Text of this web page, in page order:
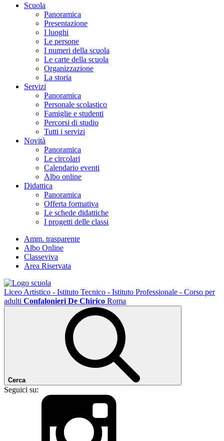
Scuola
Panoramica
Presentazione
I luoghi
Le persone
I numeri della scuola
Le carte della scuola
Organizzazione
La storia
Servizi
Panoramica
Personale scolastico
Famiglie e studenti
Percorsi di studio
Tutti i servizi
Novità
Panoramica
Le circolari
Calendario eventi
Albo online
Didattica
Panoramica
Offerta formativa
Le schede didattiche
I progetti delle classi
Amm. trasparente
Albo Online
Classeviva
Area Riservata
Liceo Artistico - Istituto Tecnico - Istituto Professionale - Corso per
adulti Confalonieri De Chirico Roma
Cerca
Seguici su: